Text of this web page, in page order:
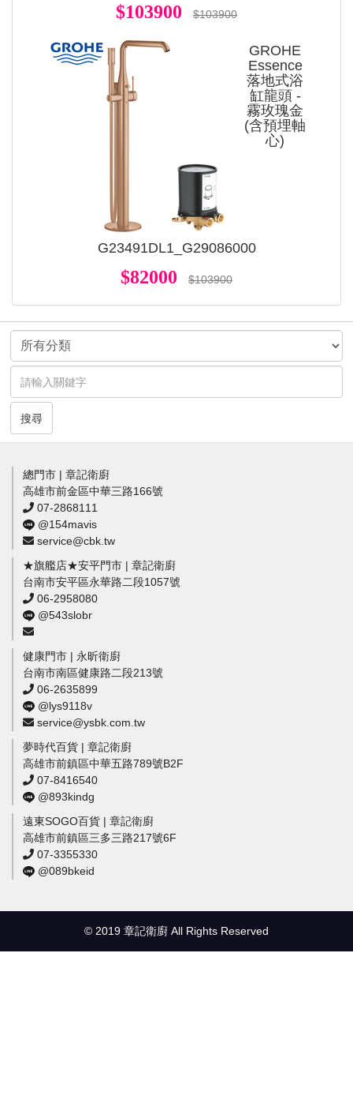
$103900 $103900
GROHE
Essence
落地式浴
缸龍頭 -
霧玫瑰金
(含預埋軸
心)
G23491DL1_G29086000
$82000 $103900
搜尋
總門市 | 章記衛廚
高雄市前金區中華三路166號
07-2868111
@154mavis
service@cbk.tw
★旗艦店★安平門市 | 章記衛廚
台南市安平區永華路二段1057號
06-2958080
@543slobr
健康門市 | 永昕衛廚
台南市南區健康路二段213號
06-2635899
@lys9118v
service@ysbk.com.tw
夢時代百貨 | 章記衛廚
高雄市前鎮區中華五路789號B2F
07-8416540
@893kindg
遠東SOGO百貨 | 章記衛廚
高雄市前鎮區三多三路217號6F
07-3355330
@089bkeid
© 2019 章記衛廚 All Rights Reserved